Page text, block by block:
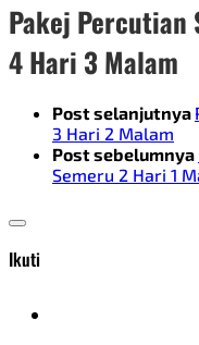
Pakej Percutian
4 Hari 3 Malam
Post selanjutnya
3 Hari 2 Malam
Post sebelumnya
Semeru 2 Hari 1
Ikuti